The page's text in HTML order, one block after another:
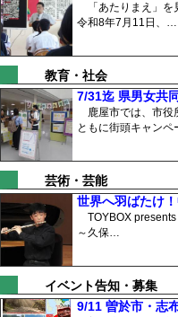
「あたりまえ」を
令和8年7月11日、…
教育・社会
7/31迄 県男女共
鹿屋市では、市役
ともに街頭キャン
芸術・芸能
世界へ羽ばたけ
TOYBOX presents
～久保…
イベント告知・募集
9/11 曽於市・志